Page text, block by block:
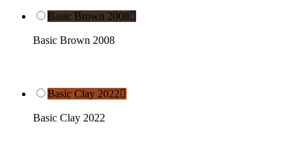
Basic Brown 2008
Basic Brown 2008
Basic Clay 2022
Basic Clay 2022